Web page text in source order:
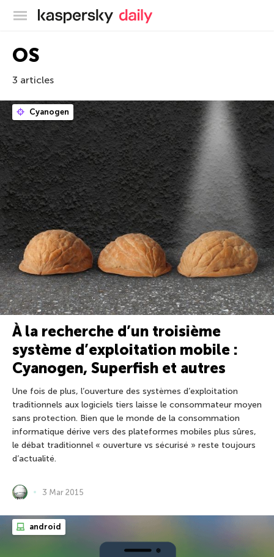
Blog officiel de Kaspersky
OS
3 articles
Cyanogen
À la recherche d’un troisième
système d’exploitation mobile :
Cyanogen, Superfish et autres
Une fois de plus, l’ouverture des systèmes d’exploitation
traditionnels aux logiciels tiers laisse le consommateur moyen
sans protection. Bien que le monde de la consommation
informatique dérive vers des plateformes mobiles plus sûres,
le débat traditionnel « ouverture vs sécurisé » reste toujours
d’actualité.
3 Mar 2015
android